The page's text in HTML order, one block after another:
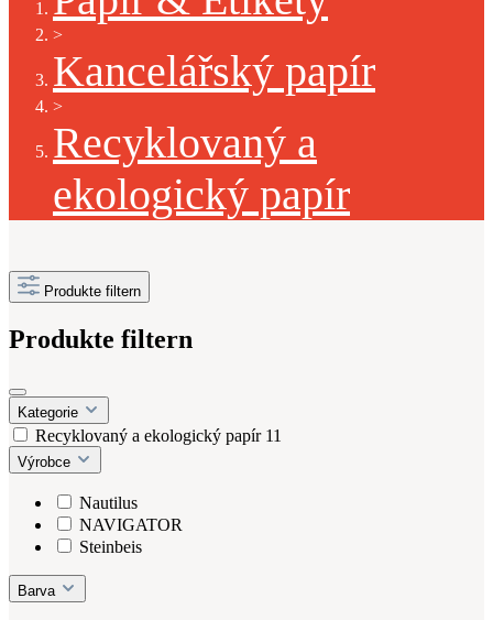
>
Kancelářský papír
>
Recyklovaný a
ekologický papír
Produkte filtern
Produkte filtern
Kategorie
Recyklovaný a ekologický papír 11
Výrobce
Nautilus
NAVIGATOR
Steinbeis
Barva